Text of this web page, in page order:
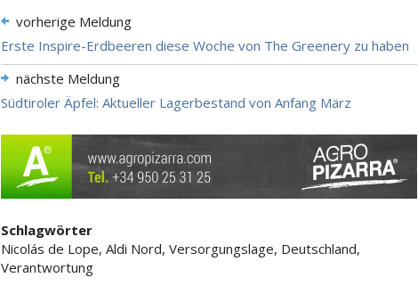
vorherige Meldung
Erste Inspire-Erdbeeren diese Woche von The Greenery zu haben
nächste Meldung
Südtiroler Äpfel: Aktueller Lagerbestand von Anfang März
Schlagwörter
Nicolás de Lope, Aldi Nord, Versorgungslage, Deutschland,
Verantwortung